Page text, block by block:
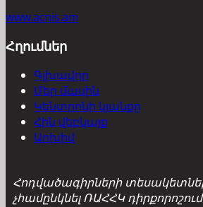
www.acnis.am
Հղումներ
Գլխավոր
Մեր մասին
Կենտրոնի կյանքը
Հին վեբկայք
Արխիվ
Հոդվածագիրների
չհամընկնել ՌԱՀՀԿ